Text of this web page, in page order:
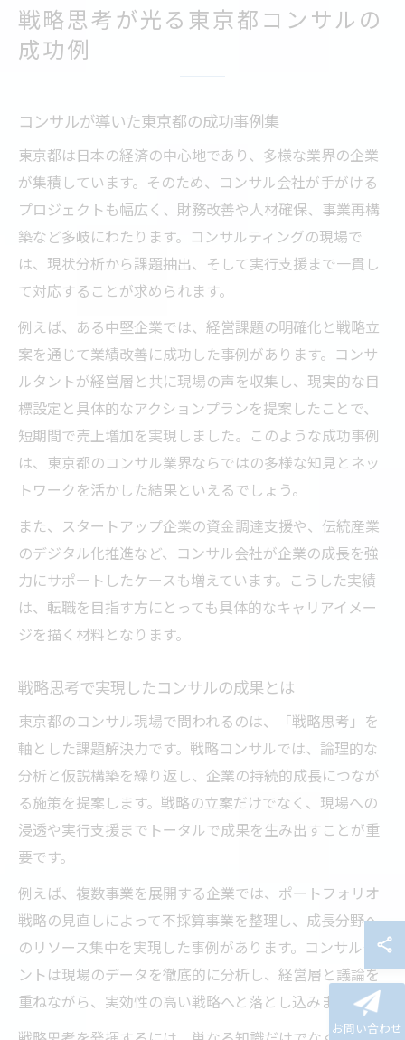
戦略思考が光る東京都コンサルの
成功例
コンサルが導いた東京都の成功事例集
東京都は日本の経済の中心地であり、多様な業界の企業
が集積しています。そのため、コンサル会社が手がける
プロジェクトも幅広く、財務改善や人材確保、事業再構
築など多岐にわたります。コンサルティングの現場で
は、現状分析から課題抽出、そして実行支援まで一貫し
て対応することが求められます。
例えば、ある中堅企業では、経営課題の明確化と戦略立
案を通じて業績改善に成功した事例があります。コンサ
ルタントが経営層と共に現場の声を収集し、現実的な目
標設定と具体的なアクションプランを提案したことで、
短期間で売上増加を実現しました。このような成功事例
は、東京都のコンサル業界ならではの多様な知見とネッ
トワークを活かした結果といえるでしょう。
また、スタートアップ企業の資金調達支援や、伝統産業
のデジタル化推進など、コンサル会社が企業の成長を強
力にサポートしたケースも増えています。こうした実績
は、転職を目指す方にとっても具体的なキャリアイメー
ジを描く材料となります。
戦略思考で実現したコンサルの成果とは
東京都のコンサル現場で問われるのは、「戦略思考」を
軸とした課題解決力です。戦略コンサルでは、論理的な
分析と仮説構築を繰り返し、企業の持続的成長につなが
る施策を提案します。戦略の立案だけでなく、現場への
浸透や実行支援までトータルで成果を生み出すことが重
要です。
例えば、複数事業を展開する企業では、ポートフォリオ
戦略の見直しによって不採算事業を整理し、成長分野へ
のリソース集中を実現した事例があります。コンサルタ
ントは現場のデータを徹底的に分析し、経営層と議論を
重ねながら、実効性の高い戦略へと落とし込みます。
お問い合わせ